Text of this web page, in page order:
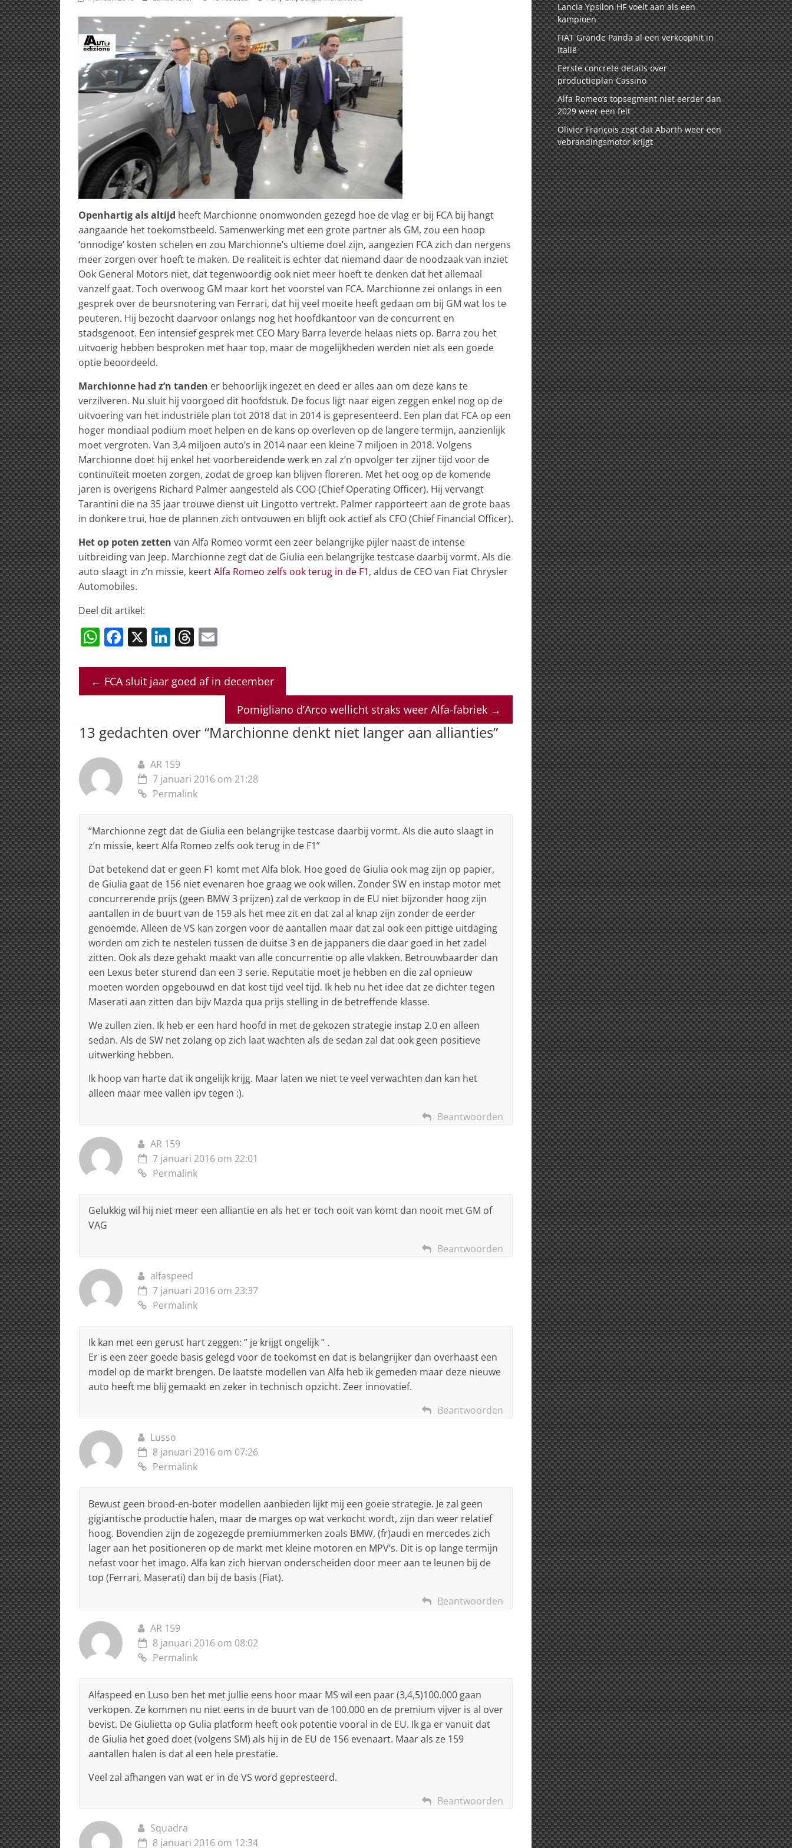
Openhartig als altijd heeft Marchionne onomwonden gezegd hoe de vlag er bij FCA bij hangt
aangaande het toekomstbeeld. Samenwerking met een grote partner als GM, zou een hoop
‘onnodige’ kosten schelen en zou Marchionne’s ultieme doel zijn, aangezien FCA zich dan nergens
meer zorgen over hoeft te maken. De realiteit is echter dat niemand daar de noodzaak van inziet
Ook General Motors niet, dat tegenwoordig ook niet meer hoeft te denken dat het allemaal
vanzelf gaat. Toch overwoog GM maar kort het voorstel van FCA. Marchionne zei onlangs in een
gesprek over de beursnotering van Ferrari, dat hij veel moeite heeft gedaan om bij GM wat los te
peuteren. Hij bezocht daarvoor onlangs nog het hoofdkantoor van de concurrent en
stadsgenoot. Een intensief gesprek met CEO Mary Barra leverde helaas niets op. Barra zou het
uitvoerig hebben besproken met haar top, maar de mogelijkheden werden niet als een goede
optie beoordeeld.
Marchionne had z’n tanden er behoorlijk ingezet en deed er alles aan om deze kans te
verzilveren. Nu sluit hij voorgoed dit hoofdstuk. De focus ligt naar eigen zeggen enkel nog op de
uitvoering van het industriële plan tot 2018 dat in 2014 is gepresenteerd. Een plan dat FCA op een
hoger mondiaal podium moet helpen en de kans op overleven op de langere termijn, aanzienlijk
moet vergroten. Van 3,4 miljoen auto’s in 2014 naar een kleine 7 miljoen in 2018. Volgens
Marchionne doet hij enkel het voorbereidende werk en zal z’n opvolger ter zijner tijd voor de
continuïteit moeten zorgen, zodat de groep kan blijven floreren. Met het oog op de komende
jaren is overigens Richard Palmer aangesteld als COO (Chief Operating Officer). Hij vervangt
Tarantini die na 35 jaar trouwe dienst uit Lingotto vertrekt. Palmer rapporteert aan de grote baas
in donkere trui, hoe de plannen zich ontvouwen en blijft ook actief als CFO (Chief Financial Officer).
Het op poten zetten van Alfa Romeo vormt een zeer belangrijke pijler naast de intense
uitbreiding van Jeep. Marchionne zegt dat de Giulia een belangrijke testcase daarbij vormt. Als die
auto slaagt in z’n missie, keertAlfa Romeo zelfs ook terug in de F1, aldus de CEO van Fiat Chrysler
Automobiles.
Deel dit artikel:
W
at
s
p
p
F
c
e
o
X Li
k
e
n
T
re
a
s
ai
l
← FCA sluit jaar goed af in december
Pomigliano d’Arco wellicht straks weer Alfa-fabriek →
13 gedachten over “Marchionne denkt niet langer aan allianties”
AR 159
7 januari 2016 om 21:28
Permalink
“Marchionne zegt dat de Giulia een belangrijke testcase daarbij vormt. Als die auto slaagt in
z’n missie, keert Alfa Romeo zelfs ook terug in de F1”
Dat betekend dat er geen F1 komt met Alfa blok. Hoe goed de Giulia ook mag zijn op papier,
de Giulia gaat de 156 niet evenaren hoe graag we ook willen. Zonder SW en instap motor met
concurrerende prijs (geen BMW 3 prijzen) zal de verkoop in de EU niet bijzonder hoog zijn
aantallen in de buurt van de 159 als het mee zit en dat zal al knap zijn zonder de eerder
genoemde. Alleen de VS kan zorgen voor de aantallen maar dat zal ook een pittige uitdaging
worden om zich te nestelen tussen de duitse 3 en de jappaners die daar goed in het zadel
zitten. Ook als deze gehakt maakt van alle concurrentie op alle vlakken. Betrouwbaarder dan
een Lexus beter sturend dan een 3 serie. Reputatie moet je hebben en die zal opnieuw
moeten worden opgebouwd en dat kost tijd veel tijd. Ik heb nu het idee dat ze dichter tegen
Maserati aan zitten dan bijv Mazda qua prijs stelling in de betreffende klasse.
We zullen zien. Ik heb er een hard hoofd in met de gekozen strategie instap 2.0 en alleen
sedan. Als de SW net zolang op zich laat wachten als de sedan zal dat ook geen positieve
uitwerking hebben.
Ik hoop van harte dat ik ongelijk krijg. Maar laten we niet te veel verwachten dan kan het
alleen maar mee vallen ipv tegen :).
Beantwoorden
AR 159
7 januari 2016 om 22:01
Permalink
Gelukkig wil hij niet meer een alliantie en als het er toch ooit van komt dan nooit met GM of
VAG
Beantwoorden
alfaspeed
7 januari 2016 om 23:37
Permalink
Ik kan met een gerust hart zeggen: ” je krijgt ongelijk ” .
Er is een zeer goede basis gelegd voor de toekomst en dat is belangrijker dan overhaast een
model op de markt brengen. De laatste modellen van Alfa heb ik gemeden maar deze nieuwe
auto heeft me blij gemaakt en zeker in technisch opzicht. Zeer innovatief.
Beantwoorden
Lusso
8 januari 2016 om 07:26
Permalink
Bewust geen brood-en-boter modellen aanbieden lijkt mij een goeie strategie. Je zal geen
gigiantische productie halen, maar de marges op wat verkocht wordt, zijn dan weer relatief
hoog. Bovendien zijn de zogezegde premiummerken zoals BMW, (fr)audi en mercedes zich
lager aan het positioneren op de markt met kleine motoren en MPV’s. Dit is op lange termijn
nefast voor het imago. Alfa kan zich hiervan onderscheiden door meer aan te leunen bij de
top (Ferrari, Maserati) dan bij de basis (Fiat).
Beantwoorden
AR 159
8 januari 2016 om 08:02
Permalink
Alfaspeed en Luso ben het met jullie eens hoor maar MS wil een paar (3,4,5)100.000 gaan
verkopen. Ze kommen nu niet eens in de buurt van de 100.000 en de premium vijver is al over
bevist. De Giulietta op Gulia platform heeft ook potentie vooral in de EU. Ik ga er vanuit dat
de Giulia het goed doet (volgens SM) als hij in de EU de 156 evenaart. Maar als ze 159
aantallen halen is dat al een hele prestatie.
Veel zal afhangen van wat er in de VS word gepresteerd.
Beantwoorden
Squadra
8 januari 2016 om 12:34
Lancia Ypsilon HF voelt aan als een
kampioen
FIAT Grande Panda al een verkoophit in
Italië
Eerste concrete details over
productieplan Cassino
Alfa Romeo’s topsegment niet eerder dan
2029 weer een feit
Olivier François zegt dat Abarth weer een
vebrandingsmotor krijgt